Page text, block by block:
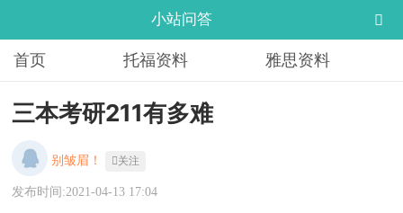
小站问答
首页 托福资料 雅思资料
三本考研211有多难
别皱眉！ 关注
发布时间:2021-04-13 17:04